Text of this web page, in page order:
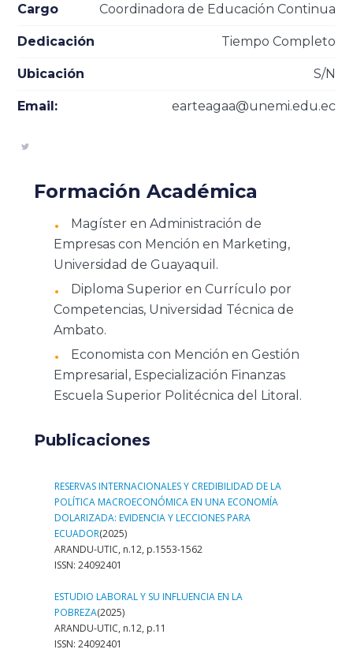
Cargo Coordinadora de Educación Continua
Dedicación Tiempo Completo
Ubicación S/N
Email: earteagaa@unemi.edu.ec
Formación Académica
Magíster en Administración de
Empresas con Mención en Marketing,
Universidad de Guayaquil.
Diploma Superior en Currículo por
Competencias, Universidad Técnica de
Ambato.
Economista con Mención en Gestión
Empresarial, Especialización Finanzas
Escuela Superior Politécnica del Litoral.
Publicaciones